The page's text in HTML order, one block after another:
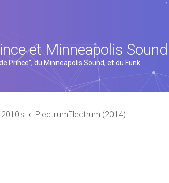
et Minneapolis Sound
Prince", du Minneapolis Sound, et du Funk
2010's PlectrumElectrum (2014)